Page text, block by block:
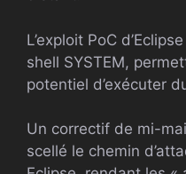
L’exploit PoC
shell SYSTEM,
potentiel d’exécuter
Un correctif de mi-
scellé le chemin